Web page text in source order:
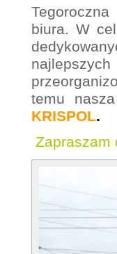
biura. W
temu
KRISPOL.
Zapraszam